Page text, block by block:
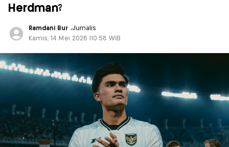
Herdman?
Ramdani Bur ,Jurnalis
Kamis, 14 Mei 2026 |10:58 WIB